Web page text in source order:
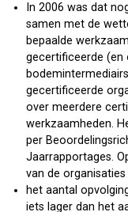
In 2006 was dat
samen met de
bepaalde
gecertificeerde (en
gecertificeerde
over meerdere
werkzaamheden.
per
Jaarrapportages.
van de
het aantal
iets lager dan het